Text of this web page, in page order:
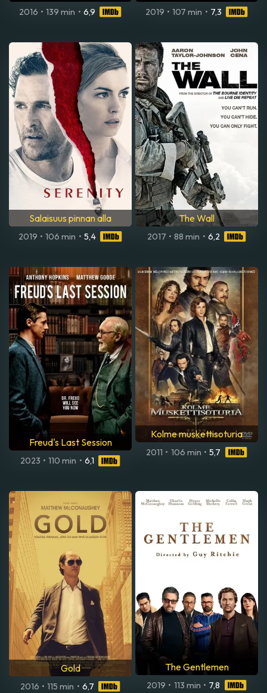
2016 • 139 min • 6,9 2019 • 107 min • 7,3
Salaisuus pinnan alla
2019 • 106 min • 5,4
The Wall
2017 • 88 min • 6,2
Freud's Last Session
2023 • 110 min • 6,1
Kolme muskettisoturia
2011 • 106 min • 5,7
Gold
2016 • 115 min • 6,7
The Gentlemen
2019 • 113 min • 7,8